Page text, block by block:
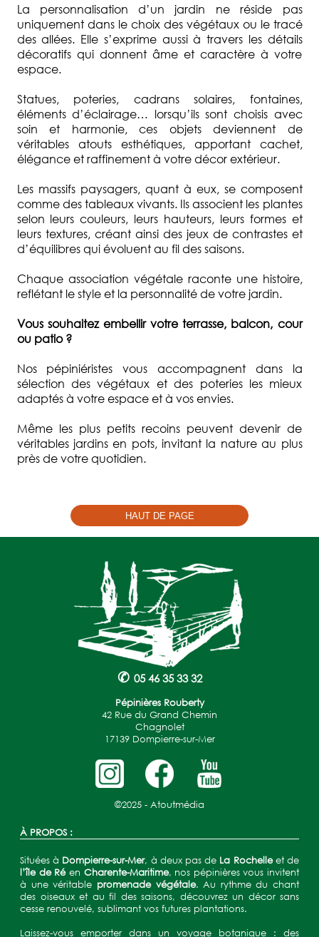
La personnalisation d’un jardin ne réside pas
uniquement dans le choix des végétaux ou le tracé
des allées. Elle s’exprime aussi à travers les détails
décoratifs qui donnent âme et caractère à votre
espace.
Statues, poteries, cadrans solaires, fontaines,
éléments d’éclairage… lorsqu’ils sont choisis avec
soin et harmonie, ces objets deviennent de
véritables atouts esthétiques, apportant cachet,
élégance et raffinement à votre décor extérieur.
Les massifs paysagers, quant à eux, se composent
comme des tableaux vivants. Ils associent les plantes
selon leurs couleurs, leurs hauteurs, leurs formes et
leurs textures, créant ainsi des jeux de contrastes et
d’équilibres qui évoluent au fil des saisons.
Chaque association végétale raconte une histoire,
reflétant le style et la personnalité de votre jardin.
Vous souhaitez embellir votre terrasse, balcon, cour
ou patio ?
Nos pépiniéristes vous accompagnent dans la
sélection des végétaux et des poteries les mieux
adaptés à votre espace et à vos envies.
Même les plus petits recoins peuvent devenir de
véritables jardins en pots, invitant la nature au plus
près de votre quotidien.
HAUT DE PAGE
✆ 05 46 35 33 32
Pépinières Rouberty
42 Rue du Grand Chemin
Chagnolet
17139 Dompierre-sur-Mer
©2025 - Atoutmédia
À PROPOS :
Situées à Dompierre-sur-Mer, à deux pas de La Rochelleet de
l’île de Réen Charente-Maritime, nos pépinières vous invitent
à une véritable promenade végétale. Au rythme du chant
des oiseaux et au fil des saisons, découvrez un décor sans
cesse renouvelé, sublimant vos futures plantations.
Laissez-vous emporter dans un voyage botanique : des